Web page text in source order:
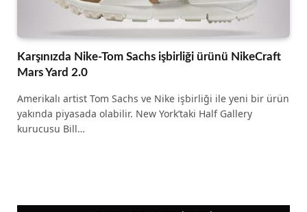
Karşınızda Nike-Tom Sachs işbirliği ürünü NikeCraft
Mars Yard 2.0
Amerikalı artist Tom Sachs ve Nike işbirliği ile yeni bir ürün
yakında piyasada olabilir. New York’taki Half Gallery
kurucusu Bill…